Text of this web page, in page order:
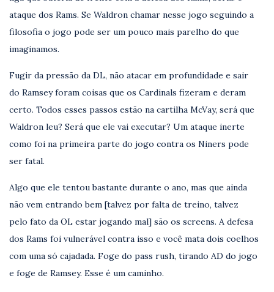
ataque dos Rams. Se Waldron chamar nesse jogo seguindo a
filosofia o jogo pode ser um pouco mais parelho do que
imaginamos.
Fugir da pressão da DL, não atacar em profundidade e sair
do Ramsey foram coisas que os Cardinals fizeram e deram
certo. Todos esses passos estão na cartilha McVay, será que
Waldron leu? Será que ele vai executar? Um ataque inerte
como foi na primeira parte do jogo contra os Niners pode
ser fatal.
Algo que ele tentou bastante durante o ano, mas que ainda
não vem entrando bem [talvez por falta de treino, talvez
pelo fato da OL estar jogando mal] são os screens. A defesa
dos Rams foi vulnerável contra isso e você mata dois coelhos
com uma só cajadada. Foge do pass rush, tirando AD do jogo
e foge de Ramsey. Esse é um caminho.